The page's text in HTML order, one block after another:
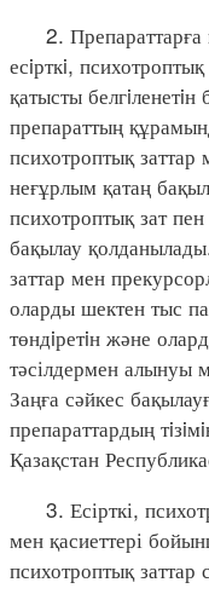
2. Препараттарға
есiрткi,
қатысты белгiленетiн
препараттың
психотроптық
неғұрлым қатаң
психотроптық зат
бақылау
заттар мен
оларды шектен тыс
төндiретiн және
тәсілдермен алынуы
Заңға сәйкес
препараттардың
Қазақстан
3. Есірткі,
мен қасиеттері
психотроптық